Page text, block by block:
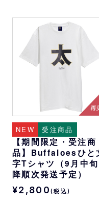
NEW 受注商品
【期間限定・受注商
品】Buffaloesひと
字Tシャツ（9月中
降順次発送予定）
¥2,800 (税込)